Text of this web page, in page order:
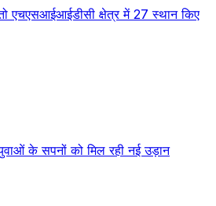
तो एचएसआईआईडीसी क्षेत्र में 27 स्थान किए
के सपनों को मिल रही नई उड़ान